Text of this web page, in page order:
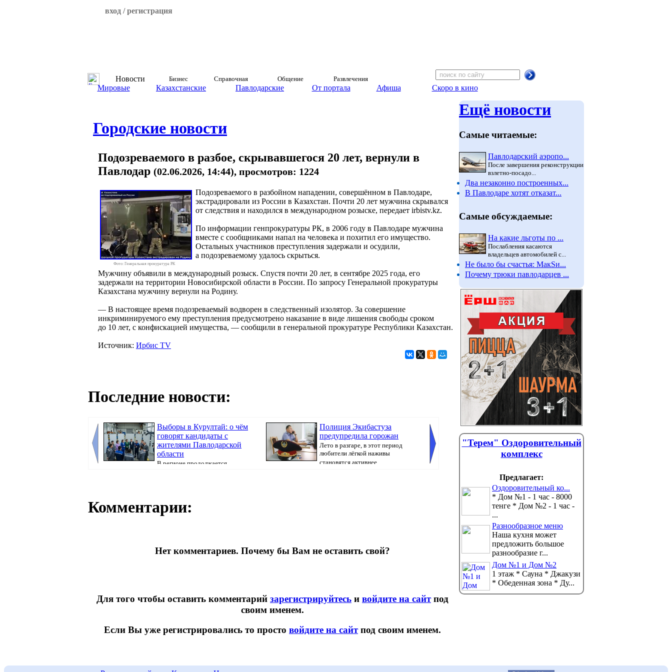
вход / регистрация
Новости Бизнес Справочная Общение Развлечения
Мировые Казахстанские Павлодарские От портала Афиша Скоро в кино
Городские новости
Подозреваемого в разбое, скрывавшегося 20 лет, вернули в
Павлодар (02.06.2026, 14:44), просмотров: 1224
Фото: Генеральная прокуратура РК
Подозреваемого в разбойном нападении, совершённом в Павлодаре,
экстрадировали из России в Казахстан. Почти 20 лет мужчина скрывался
от следствия и находился в международном розыске, передает irbistv.kz.
По информации генпрокуратуры РК, в 2006 году в Павлодаре мужчина
вместе с сообщниками напал на человека и похитил его имущество.
Остальных участников преступления задержали и осудили,
а подозреваемому удалось скрыться.
Мужчину объявили в международный розыск. Спустя почти 20 лет, в сентябре 2025 года, его
задержали на территории Новосибирской области в России. По запросу Генеральной прокуратуры
Казахстана мужчину вернули на Родину.
— В настоящее время подозреваемый водворен в следственный изолятор. За совершение
инкриминируемого ему преступления предусмотрено наказание в виде лишения свободы сроком
до 10 лет, с конфискацией имущества, — сообщили в генеральной прокуратуре Республики Казахстан.
Источник: Ирбис TV
Последние новости:
Выборы в Курултай: о чём
говорят кандидаты с
жителями Павлодарской
области
В регионе продолжается
Полиция Экибастуза
предупредила горожан
Лето в разгаре, в этот период
любители лёгкой наживы
становятся активнее,...
Лето принесло Павлодару
затишье по заболеваемости
корью
Но санврачи ждут новый подъём,
Комментарии:
Нет комментариев. Почему бы Вам не оставить свой?
Для того чтобы оставить комментарий зарегистрируйтесь и войдите на сайтпод
своим именем.
Если Вы уже регистрировались то просто войдите на сайтпод своим именем.
Ещё новости
Самые читаемые:
Павлодарский аэропо...
После завершения реконструкции
взлетно-посадо...
Два незаконно построенных...
В Павлодаре хотят отказат...
Самые обсуждаемые:
На какие льготы по ...
Послабления касаются
владельцев автомобилей с...
Не было бы счастья: МакSи...
Почему трюки павлодарцев ...
"Терем" Оздоровительный
комплекс
Предлагает:
Оздоровительный ко...
* Дом №1 - 1 час - 8000
тенге * Дом №2 - 1 час -
...
Разнообразное меню
Наша кухня может
предложить большое
разнообразие г...
Дом №1 и Дом №2
1 этаж * Сауна * Джакузи
* Обеденная зона * Ду...